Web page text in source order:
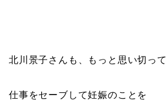
北川景子さんも、もっと思い切って
仕事をセーブして妊娠のことを